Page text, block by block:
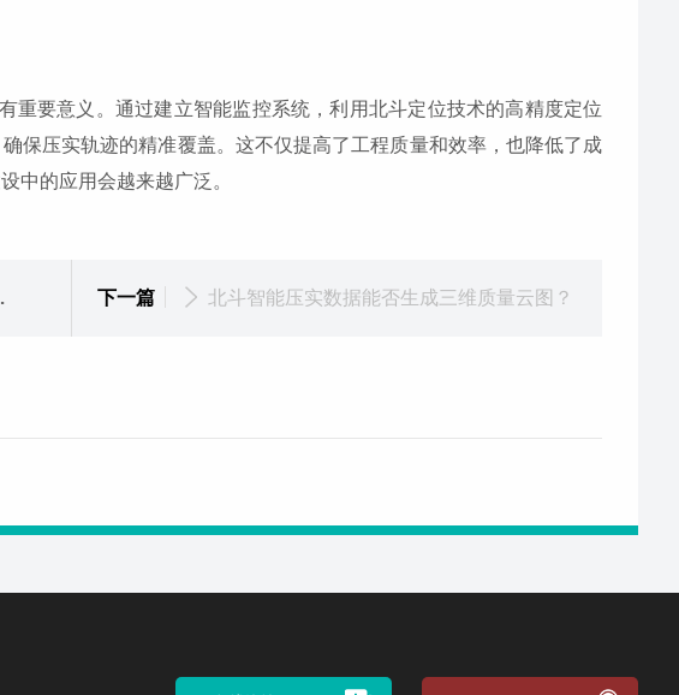
重要意义。通过建立智能监控系统，利用北斗定位技术的高精度定位
保压实轨迹的精准覆盖。这不仅提高了工程质量和效率，也降低了成
中的应用会越来越广泛。
下一篇 北斗智能压实数据能否生成三维质量云图？